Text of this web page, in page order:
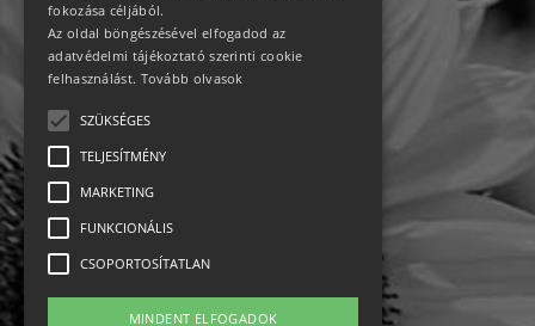
Adatvédelem
Impresszum-kapcsolat
fokozása céljából.
Az oldal böngészésével elfogadod az
adatvédelmi tájékoztató szerinti cookie
felhasználást. Tovább olvasok
SZÜKSÉGES
TELJESÍTMÉNY
MARKETING
FUNKCIONÁLIS
CSOPORTOSÍTATLAN
MINDENT ELFOGADOK